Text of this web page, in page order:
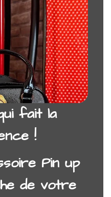
fait la
!
Pin up
de votre